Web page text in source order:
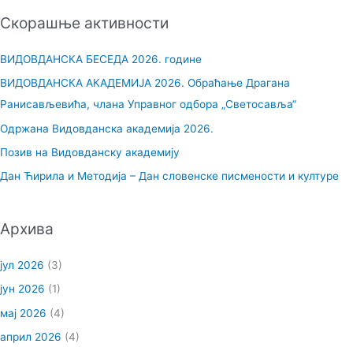
т
з
а
:
Скорашње активности
ВИДОВДАНСКА БЕСЕДА 2026. године
ВИДОВДАНСКА АКАДЕМИЈА 2026. Обраћање Драгана
Ранисављевића, члана Управног одбора „Светосавља“
Одржана Видовданска академија 2026.
Позив на Видовданску академију
Дан Ћирила и Методија – Дан словенске писмености и културе
Архива
јул 2026 (3)
јун 2026 (1)
мај 2026 (4)
април 2026 (4)